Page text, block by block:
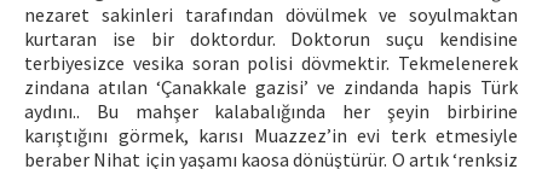
nezaret sakinleri tarafından dövülmek ve soyulmaktan
kurtaran ise bir doktordur. Doktorun suçu kendisine
terbiyesizce vesika soran polisi dövmektir. Tekmelenerek
zindana atılan ‘Çanakkale gazisi’ ve zindanda hapis Türk
aydını.. Bu mahşer kalabalığında her şeyin birbirine
karıştığını görmek, karısı Muazzez’in evi terk etmesiyle
beraber Nihat için yaşamı kaosa dönüştürür. O artık ‘renksiz